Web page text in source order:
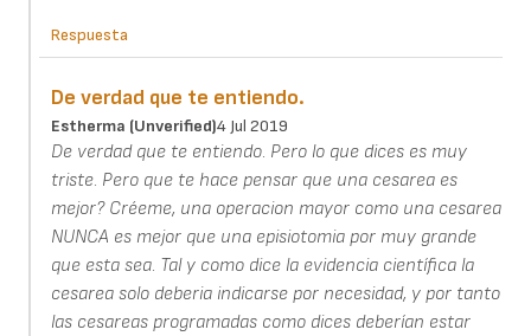
Respuesta
De verdad que te entiendo.
Estherma (unverified)4 Jul 2019
De verdad que te entiendo. Pero lo que dices es muy
triste. Pero que te hace pensar que una cesarea es
mejor? Créeme, una operacion mayor como una cesarea
NUNCA es mejor que una episiotomia por muy grande
que esta sea. Tal y como dice la evidencia científica la
cesarea solo deberia indicarse por necesidad, y por tanto
las cesareas programadas como dices deberían estar